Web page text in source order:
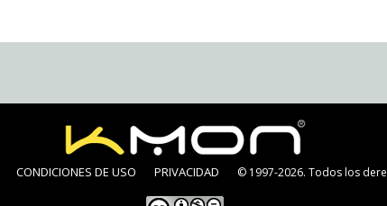
CONDICIONES DE USO PRIVACIDAD © 1997-2026. Todos los